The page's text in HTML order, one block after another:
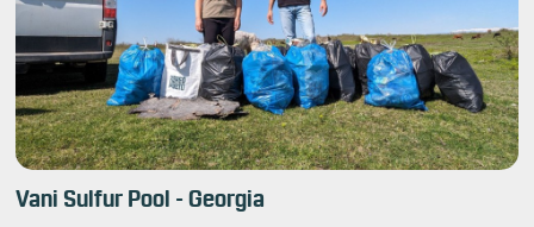
Vani Sulfur Pool - Georgia